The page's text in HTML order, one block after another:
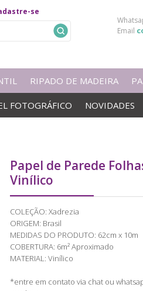
se
Email
RIPADO DE MADEIRA
FOTOGRÁFICO NOVIDADES
Papel de Parede
Vinílico
COLEÇÃO: Xadrezia
ORIGEM: Brasil
MEDIDAS DO PRODUTO: 62cm x 10m
COBERTURA: 6m² Aproximado
MATERIAL: Vinílico
*entre em contato via chat ou